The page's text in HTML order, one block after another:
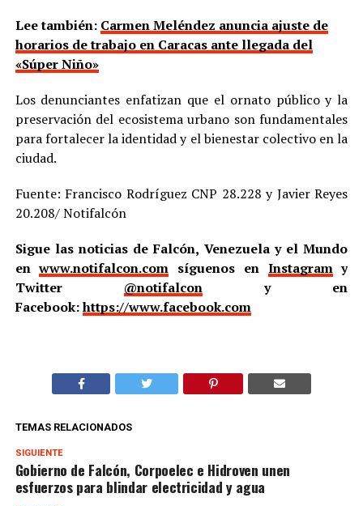
Lee también: Carmen Meléndez anuncia ajuste de
horarios de trabajo en Caracas ante llegada del
«Súper Niño»
Los denunciantes enfatizan que el ornato público y la
preservación del ecosistema urbano son fundamentales
para fortalecer la identidad y el bienestar colectivo en la
ciudad.
Fuente: Francisco Rodríguez CNP 28.228 y Javier Reyes
20.208/ Notifalcón
Sigue las noticias de Falcón, Venezuela y el Mundo
enwww.notifalcon.com síguenos en Instagramy
Twitter @notifalcony en
Facebook:https://www.facebook.com
TEMAS RELACIONADOS
SIGUIENTE
Gobierno de Falcón, Corpoelec e Hidroven unen
esfuerzos para blindar electricidad y agua